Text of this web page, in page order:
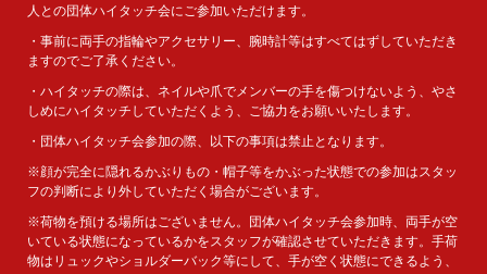
人との団体ハイタッチ会にご参加いただけます。
・事前に両手の指輪やアクセサリー、腕時計等はすべてはずしていただき
ますのでご了承ください。
・ハイタッチの際は、ネイルや爪でメンバーの手を傷つけないよう、やさ
しめにハイタッチしていただくよう、ご協力をお願いいたします。
・団体ハイタッチ会参加の際、以下の事項は禁止となります。
※顔が完全に隠れるかぶりもの・帽子等をかぶった状態での参加はスタッ
フの判断により外していただく場合がございます。
※荷物を預ける場所はございません。団体ハイタッチ会参加時、両手が空
いている状態になっているかをスタッフが確認させていただきます。手荷
物はリュックやショルダーバック等にして、手が空く状態にできるよう、